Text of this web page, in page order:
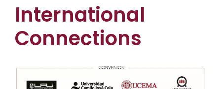
International
Connections